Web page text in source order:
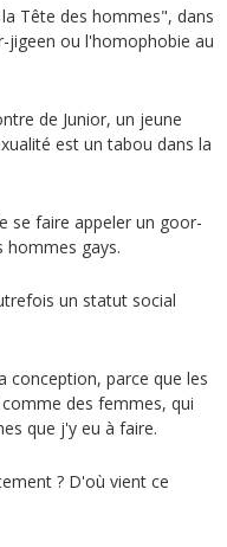
Tête des hommes", dans
jigeen ou l'homophobie au
de Junior, un jeune
est un tabou dans la
se faire appeler un goor-
hommes gays.
un statut social
conception, parce que les
des femmes, qui
que j'y eu à faire.
? D'où vient ce